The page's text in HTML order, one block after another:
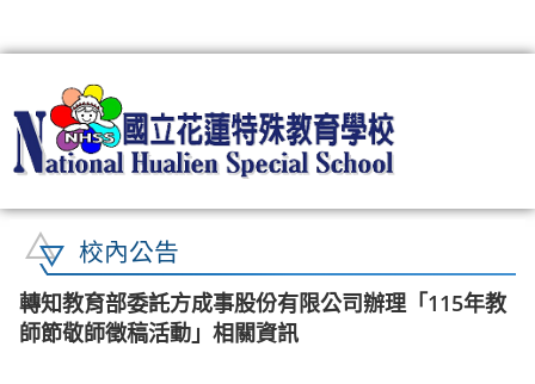
校內公告
轉知教育部委託方成事股份有限公司辦理「115年教
師節敬師徵稿活動」相關資訊